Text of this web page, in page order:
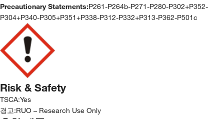
Precautionary Statements:P261-P264b-P271-P280-P302+P352-
P304+P340-P305+P351+P338-P312-P332+P313-P362-P501c
Risk & Safety
TSCA:Yes
경고:RUO – Research Use Only